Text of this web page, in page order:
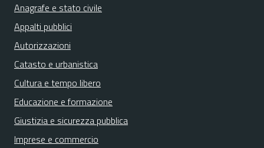
Anagrafe e stato civile
Appalti pubblici
Autorizzazioni
Catasto e urbanistica
Cultura e tempo libero
Educazione e formazione
Giustizia e sicurezza pubblica
Imprese e commercio